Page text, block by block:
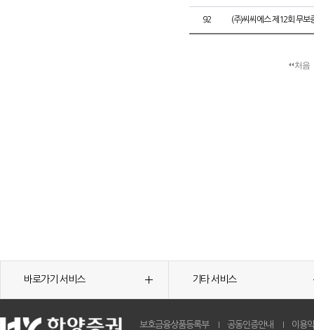
92 (주)씨씨에스 제12회 무보
처음
바로가기 서비스 기타 서비스
보호금융상품등록부 공동인증안내 이용